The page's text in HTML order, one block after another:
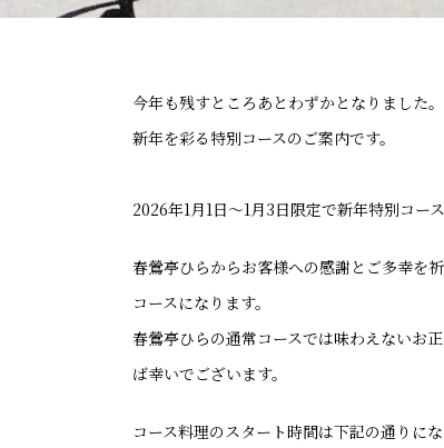
今年も残すところあとわずかとなりました。
新年を彩る特別コースのご案内です。
2026年1月1日～1月3日限定で新年特別コー
春鶯亭ひらからお客様への感謝とご多幸を
コースになります。
春鶯亭ひらの通常コースでは味わえないお
ば幸いでございます。
コース料理のスタート時間は下記の通りにな